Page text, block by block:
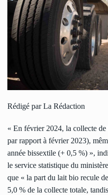
Rédigé par La Rédaction
« En février 2024, la collecte
par rapport à février 2023),
année bissextile (+ 0,5 %) »,
le service statistique du
que « la part du lait bio recule
5,0 % de la collecte totale,